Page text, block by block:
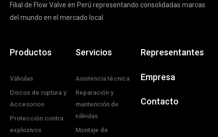
Filial de Flow Valve en Perú representando consolidadas marcas
del mundo en el mercado local.
Productos
Válvulas
Discos de ruptura y
Accesorios
Protección contra
explosivos
Servicios
Asistencia técnica
Reparación y
mantención de
válvulas
Montaje de
Representantes
Empresa
Contacto